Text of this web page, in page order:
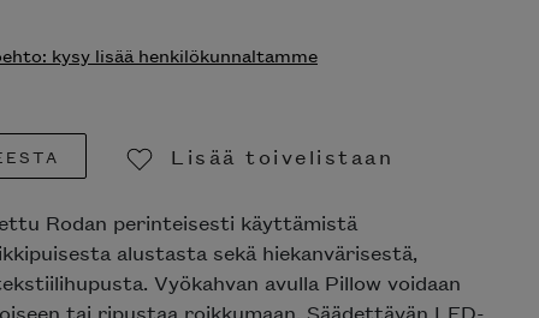
kysy lisää henkilökunnaltamme
Lisää toivelistaan
Rodan perinteisesti käyttämistä
alustasta sekä hiekanvärisestä,
Vyökahvan avulla Pillow voidaan
tai ripustaa roikkumaan. Säädettävän LED-